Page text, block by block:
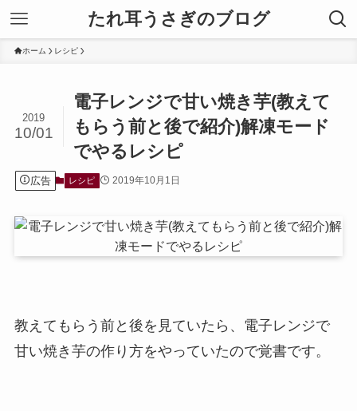
たれ耳うさぎのブログ
ホーム レシピ
電子レンジで甘い焼き芋(教えて
もらう前と後で紹介)解凍モード
でやるレシピ
2019
10/01
広告 レシピ 2019年10月1日
教えてもらう前と後を見ていたら、電子レンジで
甘い焼き芋の作り方をやっていたので覚書です。